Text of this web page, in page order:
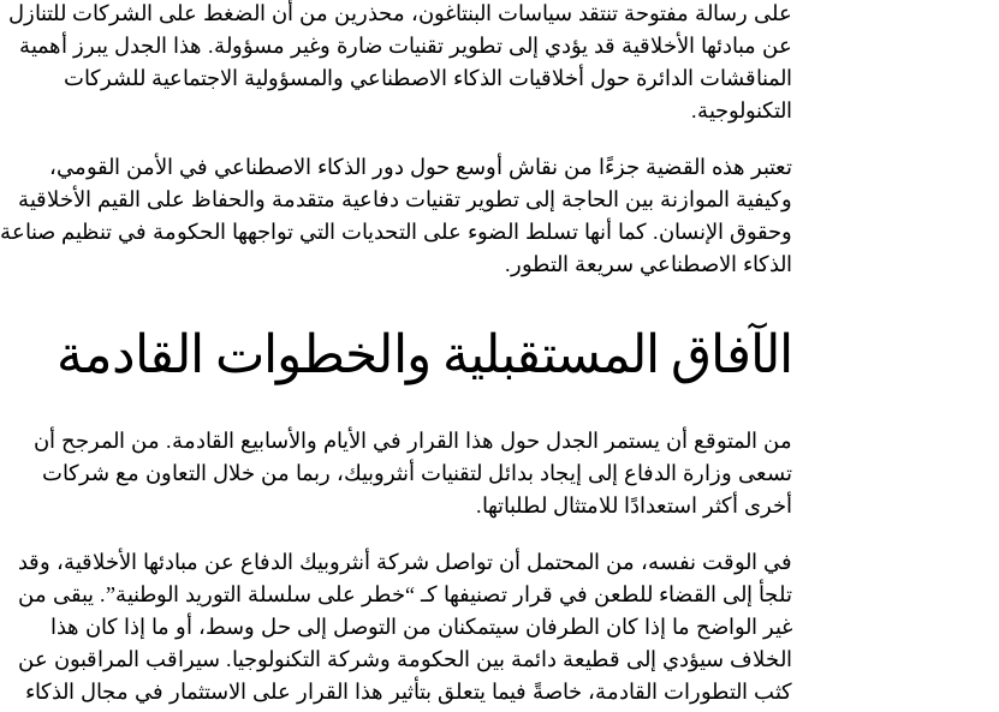
على رسالة مفتوحة تنتقد سياسات البنتاغون، محذرين من أن الضغط على الشركات للتنازل
عن مبادئها الأخلاقية قد يؤدي إلى تطوير تقنيات ضارة وغير مسؤولة. هذا الجدل يبرز أهمية
المناقشات الدائرة حول أخلاقيات الذكاء الاصطناعي والمسؤولية الاجتماعية للشركات
التكنولوجية.
تعتبر هذه القضية جزءًا من نقاش أوسع حول دور الذكاء الاصطناعي في الأمن القومي،
وكيفية الموازنة بين الحاجة إلى تطوير تقنيات دفاعية متقدمة والحفاظ على القيم الأخلاقية
وحقوق الإنسان. كما أنها تسلط الضوء على التحديات التي تواجهها الحكومة في تنظيم صناعة
الذكاء الاصطناعي سريعة التطور.
الآفاق المستقبلية والخطوات القادمة
من المتوقع أن يستمر الجدل حول هذا القرار في الأيام والأسابيع القادمة. من المرجح أن
تسعى وزارة الدفاع إلى إيجاد بدائل لتقنيات أنثروبيك، ربما من خلال التعاون مع شركات
أخرى أكثر استعدادًا للامتثال لطلباتها.
في الوقت نفسه، من المحتمل أن تواصل شركة أنثروبيك الدفاع عن مبادئها الأخلاقية، وقد
تلجأ إلى القضاء للطعن في قرار تصنيفها كـ “خطر على سلسلة التوريد الوطنية”. يبقى من
غير الواضح ما إذا كان الطرفان سيتمكنان من التوصل إلى حل وسط، أو ما إذا كان هذا
الخلاف سيؤدي إلى قطيعة دائمة بين الحكومة وشركة التكنولوجيا. سيراقب المراقبون عن
كثب التطورات القادمة، خاصةً فيما يتعلق بتأثير هذا القرار على الاستثمار في مجال الذكاء